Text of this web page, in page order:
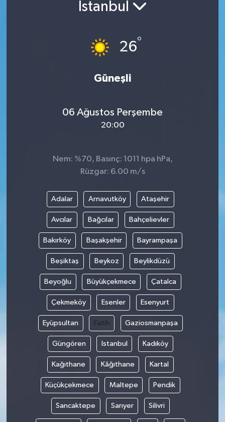
İstanbul
26°
Güneşli
06 Ağustos Perşembe
20:00
Nem: %70, Basınç: 1011 hpa hPa,
Rüzgar: 6.00 m/s
Adalar Arnavutköy Ataşehir
Avcılar Bağcılar Bahçelievler
Bakırköy Başakşehir Bayrampaşa
Beşiktaş Beykoz Beylikdüzü
Beyoğlu Büyükçekmece Çatalca
Çekmeköy Esenler Esenyurt
Eyüpsultan Fatih Gaziosmanpaşa
Güngören Istanbul Kadıköy
Kağıthane Kâğıthane Kartal
Küçükçekmece Maltepe Pendik
Sancaktepe Sarıyer Silivri